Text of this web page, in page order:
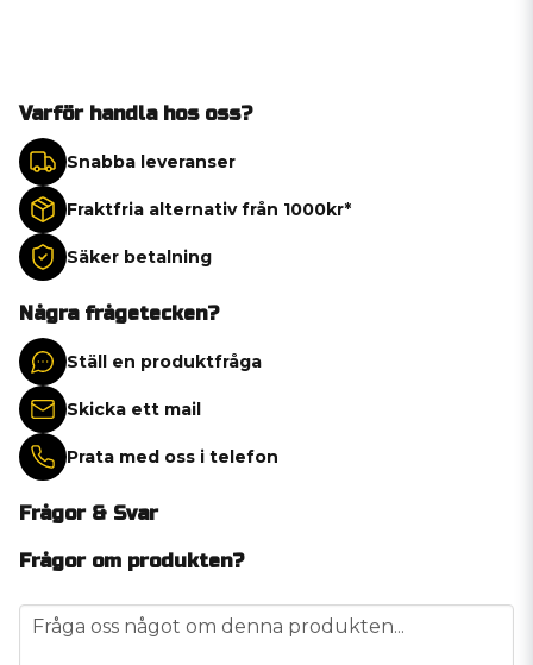
Varför handla hos oss?
Snabba leveranser
Fraktfria alternativ från 1000kr*
Säker betalning
Några frågetecken?
Ställ en produktfråga
Skicka ett mail
Prata med oss i telefon
Frågor & Svar
Frågor om produkten?
question
Fråga oss något om denna produkten...